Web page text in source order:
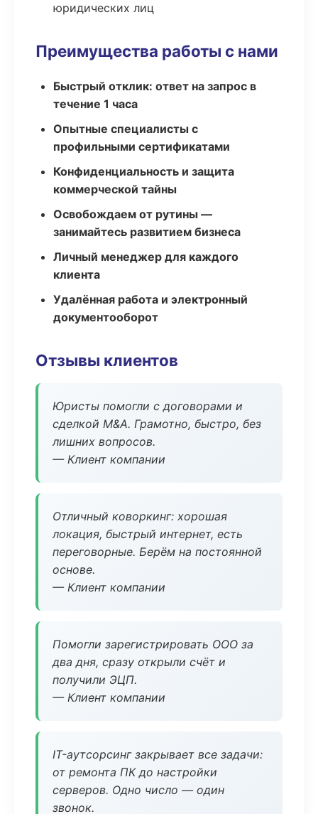
юридических лиц
Преимущества работы с нами
Быстрый отклик: ответ на запрос в
течение 1 часа
Опытные специалисты с
профильными сертификатами
Конфиденциальность и защита
коммерческой тайны
Освобождаем от рутины —
занимайтесь развитием бизнеса
Личный менеджер для каждого
клиента
Удалённая работа и электронный
документооборот
Отзывы клиентов
Юристы помогли с договорами и
сделкой M&A. Грамотно, быстро, без
лишних вопросов.
— Клиент компании
Отличный коворкинг: хорошая
локация, быстрый интернет, есть
переговорные. Берём на постоянной
основе.
— Клиент компании
Помогли зарегистрировать ООО за
два дня, сразу открыли счёт и
получили ЭЦП.
— Клиент компании
IT-аутсорсинг закрывает все задачи:
от ремонта ПК до настройки
серверов. Одно число — один
звонок.